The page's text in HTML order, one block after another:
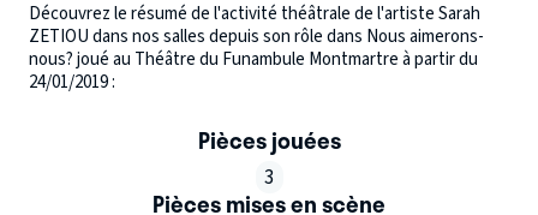
Découvrez le résumé de l'activité théâtrale de l'artiste Sarah
ZETIOU dans nos salles depuis son rôle dans Nous aimerons-
nous? joué au Théâtre du Funambule Montmartre à partir du
24/01/2019 :
Pièces jouées
3
Pièces mises en scène